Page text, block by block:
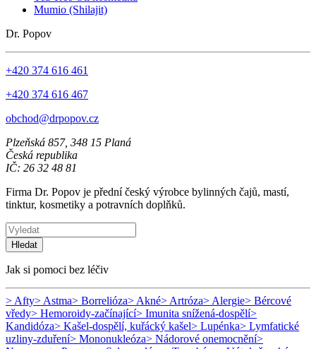
Mumio (Shilajit)
Dr. Popov
+420 374 616 461
+420 374 616 467
obchod@drpopov.cz
Plzeňská 857, 348 15 Planá
Česká republika
IČ: 26 32 48 81
Firma Dr. Popov je přední český výrobce bylinných čajů, mastí,
tinktur, kosmetiky a potravních doplňků.
Hledat
Jak si pomoci bez léčiv
> Afty> Astma> Borrelióza> Akné> Artróza> Alergie> Bércové
vředy> Hemoroidy-začínající> Imunita snížená-dospělí>
Kandidóza> Kašel-dospělí, kuřácký kašel> Lupénka> Lymfatické
uzliny-zduření> Mononukleóza> Nádorové onemocnění>